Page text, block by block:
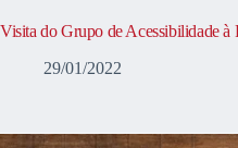
Visita do Grupo de Acessibilidade à
29/01/2022